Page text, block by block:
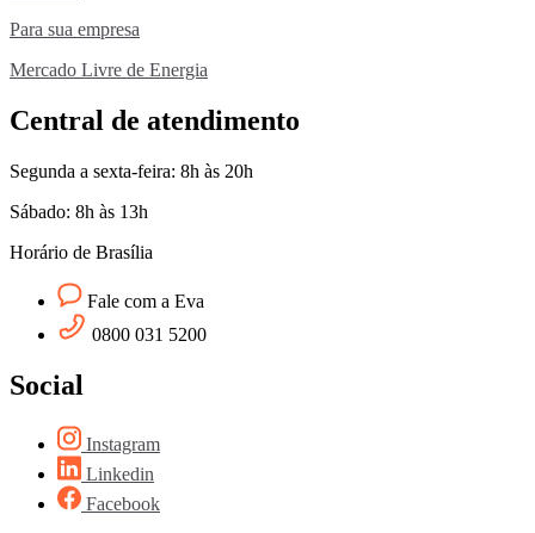
Para sua empresa
Mercado Livre de Energia
Central de atendimento
Segunda a sexta-feira: 8h às 20h
Sábado: 8h às 13h
Horário de Brasília
Fale com a Eva
0800 031 5200
Social
Instagram
Linkedin
Facebook